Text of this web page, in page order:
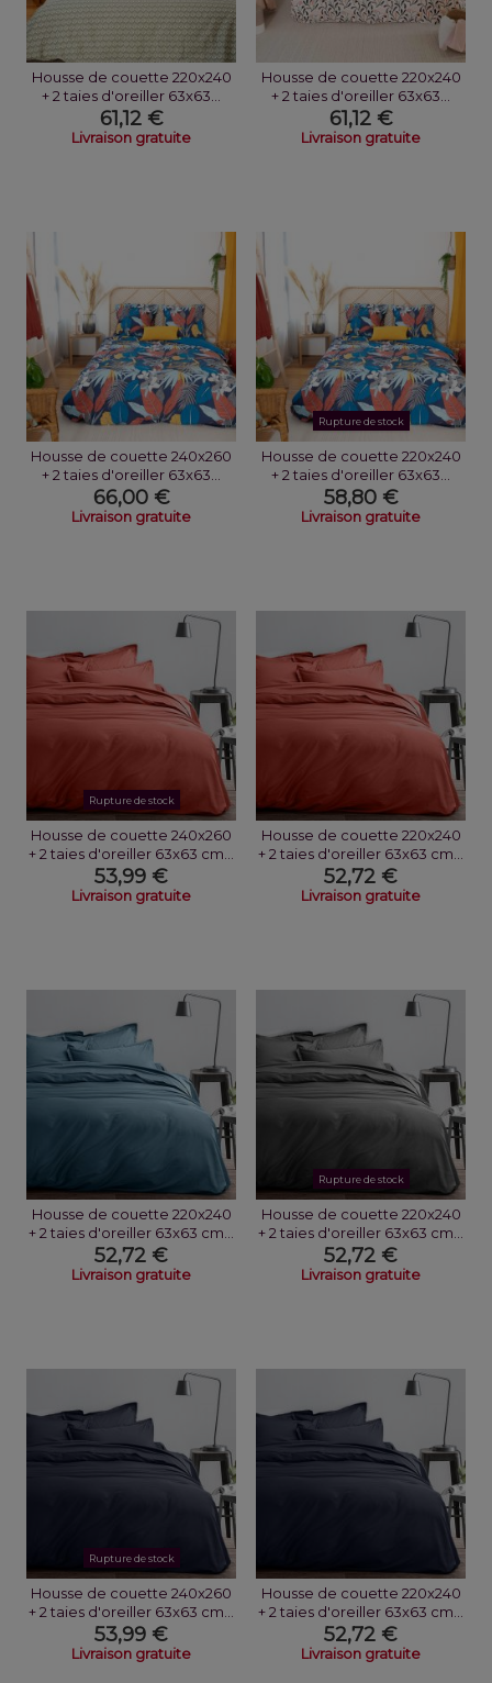
Housse de couette 220x240
+ 2 taies d'oreiller 63x63...
61,12 €
Livraison gratuite
Housse de couette 220x240
+ 2 taies d'oreiller 63x63...
61,12 €
Livraison gratuite
Housse de couette 240x260
+ 2 taies d'oreiller 63x63...
66,00 €
Livraison gratuite
Rupture de stock
Housse de couette 220x240
+ 2 taies d'oreiller 63x63...
58,80 €
Livraison gratuite
Rupture de stock
Housse de couette 240x260
+ 2 taies d'oreiller 63x63 cm...
53,99 €
Livraison gratuite
Housse de couette 220x240
+ 2 taies d'oreiller 63x63 cm...
52,72 €
Livraison gratuite
Housse de couette 220x240
+ 2 taies d'oreiller 63x63 cm...
52,72 €
Livraison gratuite
Rupture de stock
Housse de couette 220x240
+ 2 taies d'oreiller 63x63 cm...
52,72 €
Livraison gratuite
Rupture de stock
Housse de couette 240x260
+ 2 taies d'oreiller 63x63 cm...
53,99 €
Livraison gratuite
Housse de couette 220x240
+ 2 taies d'oreiller 63x63 cm...
52,72 €
Livraison gratuite